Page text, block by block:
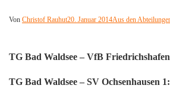
Von Christof Rauhut20. Januar 2014Aus den
TG Bad Waldsee – VfB
TG Bad Waldsee – SV Ochsenhausen